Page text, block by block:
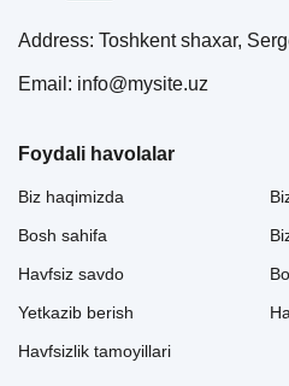
Address: Toshkent shaxar,
Email: info@mysite.uz
Foydali havolalar
Biz haqimizda
Bosh sahifa
Havfsiz savdo
Yetkazib berish
Havfsizlik tamoyillari